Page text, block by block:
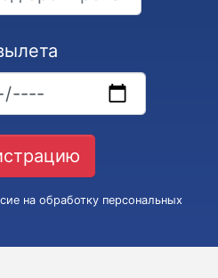
на обработку персональных